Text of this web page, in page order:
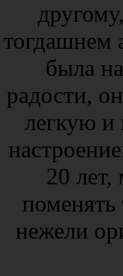
тогдашнем
была
радости,
легкую
20
поменять
нежели